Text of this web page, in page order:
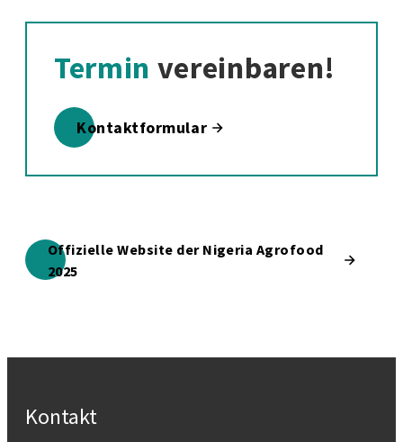
Termin vereinbaren!
Kontaktformular
Offizielle Website der Nigeria Agrofood
2025
Kontakt